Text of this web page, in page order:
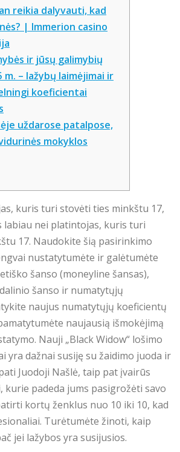
reikia dalyvauti, kad
| Immerion casino
ir jūsų galimybių
m. – lažybų laimėjimai ir
koeficientai
uždarose patalpose,
mokyklos
kuris turi stovėti ties minkštu 17,
labiau nei platintojas, kuris turi
17. Naudokite šią pasirinkimo
nustatytumėte ir galėtumėte
šanso (moneyline šansas),
šanso ir numatytųjų
naujus numatytųjų koeficientų
naujausią išmokėjimą
Nauji „Black Widow“ lošimo
yra dažnai susiję su žaidimo juoda ir
Juodoji Našlė, taip pat įvairūs
kurie padeda jums pasigrožėti savo
kortų ženklus nuo 10 iki 10, kad
Turėtumėte žinoti, kaip
jei lažybos yra susijusios.